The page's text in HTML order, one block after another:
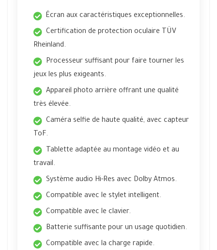
Écran aux caractéristiques exceptionnelles.
Certification de protection oculaire TÜV
Rheinland.
Processeur suffisant pour faire tourner les
jeux les plus exigeants.
Appareil photo arrière offrant une qualité
très élevée.
Caméra selfie de haute qualité, avec capteur
ToF.
Tablette adaptée au montage vidéo et au
travail.
Système audio Hi-Res avec Dolby Atmos.
Compatible avec le stylet intelligent.
Compatible avec le clavier.
Batterie suffisante pour un usage quotidien.
Compatible avec la charge rapide.